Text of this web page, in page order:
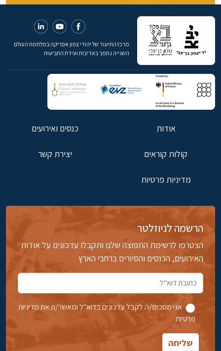
מרכז התיעוד של יהודי צפון אפריקה במלחמת העולם
השנייה נתמך באדיבות ועידת התביעות
אודות כנסים ואירועים
קולות קוראים יצירת קשר
מדיניות פרטיות
הרשמה לניוזלטר
הצטרפו לרשימת התפוצה שלנו ותקבלו עדכונים על אודות
האירועים, הכנסים והסיורים ברחבי הארץ
אני מסכימ/ה לקבל עדכונים בדוא''ל ומאשר/ת את מדיניות
פרטיות